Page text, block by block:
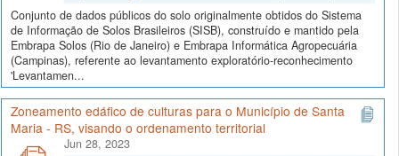
Conjunto de dados públicos do solo originalmente obtidos do Sistema
de Informação de Solos Brasileiros (SISB), construído e mantido pela
Embrapa Solos (Rio de Janeiro) e Embrapa Informática Agropecuária
(Campinas), referente ao levantamento exploratório-reconhecimento
'Levantamen...
Zoneamento edáfico de culturas para o Município de Santa
Maria - RS, visando o ordenamento territorial
Jun 28, 2023